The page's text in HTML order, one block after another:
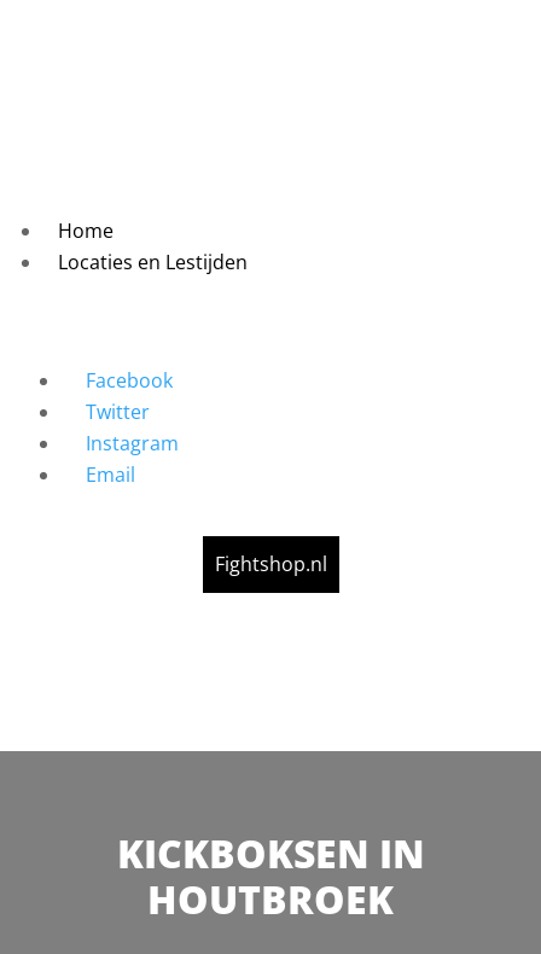
Home
Locaties en Lestijden
Facebook
Twitter
Instagram
Email
Fightshop.nl
KICKBOKSEN IN
HOUTBROEK